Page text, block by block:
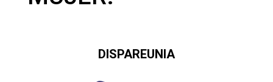
DISPAREUNIA